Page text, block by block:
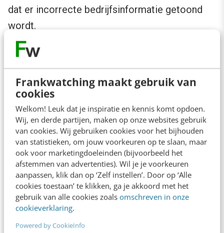
Frankwatching maakt gebruik van
cookies
Welkom! Leuk dat je inspiratie en kennis komt opdoen.
Wij, en derde partijen, maken op onze websites gebruik
van cookies. Wij gebruiken cookies voor het bijhouden
van statistieken, om jouw voorkeuren op te slaan, maar
ook voor marketingdoeleinden (bijvoorbeeld het
afstemmen van advertenties). Wil je je voorkeuren
aanpassen, klik dan op ‘Zelf instellen’. Door op ‘Alle
cookies toestaan’ te klikken, ga je akkoord met het
gebruik van alle cookies zoals omschreven in onze
cookieverklaring.
Powered by CookieInfo
dat er incorrecte bedrijfsinformatie getoond
wordt.
2. Facebook
Op het grootste sociale netwerk ter wereld kun
je een pagina aanmaken voor onder andere een
bedrijf, product of organisatie. Deze pagina’s
worden door Google geïndexeerd en
verschijnen vaak hoog in de zoekresultaten.
Daarnaast kun je via deze pagina je site
promoten op Facebook. Met eenaantal tips
kun je je Facebookpagina effectief instellen.
3. LinkedIn